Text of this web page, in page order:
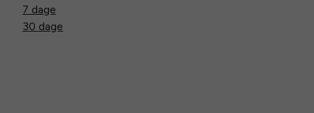
7 dage
30 dage